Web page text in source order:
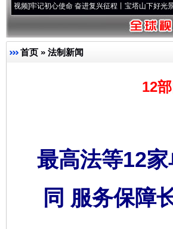
初心使命 奋进复兴征程丨宝塔山下好光景..·[视频]因
首页 » 法制新闻
12
最高法等12
同 服务保障